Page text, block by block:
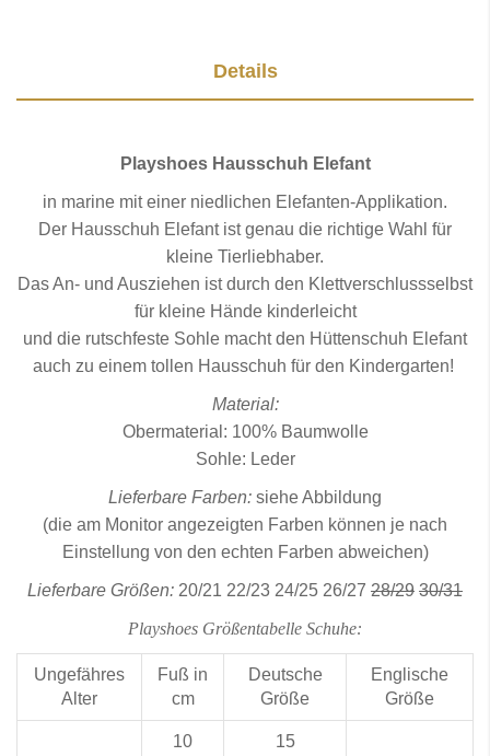
Details
Playshoes Hausschuh Elefant
in marine mit einer niedlichen Elefanten-Applikation.
Der Hausschuh Elefant ist genau die richtige Wahl für
kleine Tierliebhaber.
Das An- und Ausziehen ist durch den Klettverschlussselbst
für kleine Hände kinderleicht
und die rutschfeste Sohle macht den Hüttenschuh Elefant
auch zu einem tollen Hausschuh für den Kindergarten!
Material:
Obermaterial: 100% Baumwolle
Sohle: Leder
Lieferbare Farben: siehe Abbildung
(die am Monitor angezeigten Farben können je nach
Einstellung von den echten Farben abweichen)
Lieferbare Größen: 20/21 22/23 24/25 26/27 28/29 30/31
Playshoes Größentabelle Schuhe:
Ungefähres
Alter
Fuß in
cm
Deutsche
Größe
Englische
Größe
10 15